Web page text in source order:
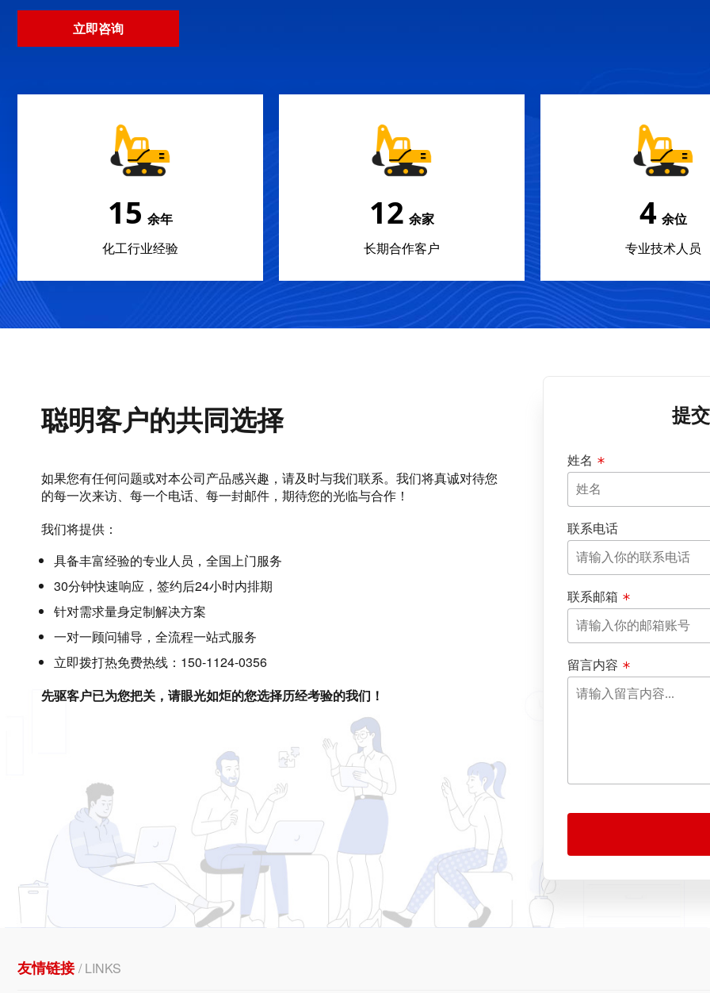
立即咨询
22 余年
化工行业经验
18 余家
长期合作客户
5 余位
专业技术人员
聪明客户的共同选择
如果您有任何问题或对本公司产品感兴趣，请及时与我们联系。我们将真诚对待您
的每一次来访、每一个电话、每一封邮件，期待您的光临与合作！
我们将提供：
具备丰富经验的专业人员，全国上门服务
30分钟快速响应，签约后24小时内排期
针对需求量身定制解决方案
一对一顾问辅导，全流程一站式服务
立即拨打热免费热线：150-1124-0356
先驱客户已为您把关，请眼光如炬的您选择历经考验的我们！
提
姓名
联系电话
联系邮箱
留言内容
友情链接/ LINKS